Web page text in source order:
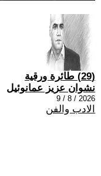
(29) طائرة ورقية
نشوان عزيز عمانوئيل
2026 / 8 / 9
الادب والفن